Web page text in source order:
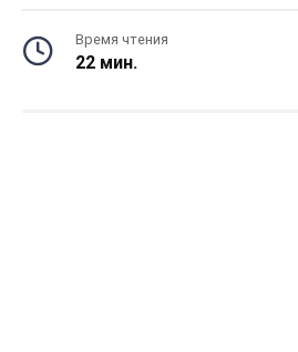
Время чтения
22 мин.